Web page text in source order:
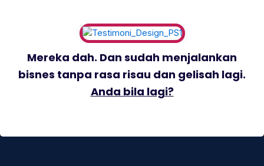
Mereka dah. Dan sudah menjalankan
bisnes tanpa rasa risau dan gelisah lagi.
Anda bila lagi?